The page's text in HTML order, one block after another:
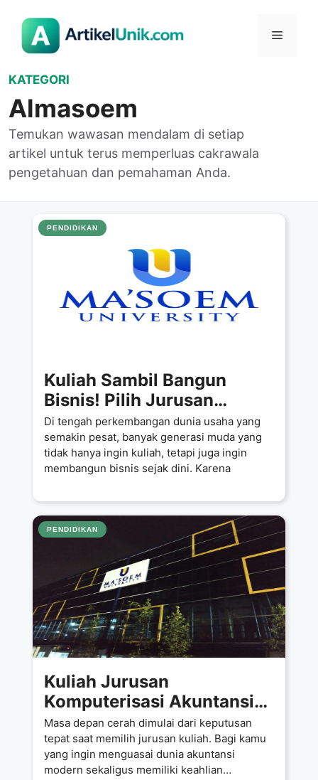
Menu
KATEGORI
Almasoem
Temukan wawasan mendalam di setiap
artikel untuk terus memperluas cakrawala
pengetahuan dan pemahaman Anda.
PENDIDIKAN
Kuliah Sambil Bangun
Bisnis! Pilih Jurusan
Manajemen Bisnis Syariah
di Universitas Ma’soem,
Biaya Mulai 5 Juta per
Semester
Di tengah perkembangan dunia usaha yang
semakin pesat, banyak generasi muda yang
tidak hanya ingin kuliah, tetapi juga ingin
membangun bisnis sejak dini. Karena
PENDIDIKAN
Kuliah Jurusan
Komputerisasi Akuntansi
Hanya 4 Juta per Semester,
Langsung Magang di
Perusahaan Masoem
Masa depan cerah dimulai dari keputusan
tepat saat memilih jurusan kuliah. Bagi kamu
yang ingin menguasai dunia akuntansi
modern sekaligus memiliki keahlian